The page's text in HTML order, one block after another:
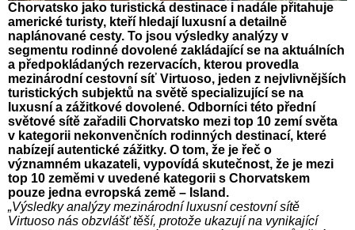
Chorvatsko jako turistická destinace i nadále přitahuje
americké turisty, kteří hledají luxusní a detailně
naplánované cesty. To jsou výsledky analýzy v
segmentu rodinné dovolené zakládající se na aktuálních
a předpokládaných rezervacích, kterou provedla
mezinárodní cestovní síť Virtuoso, jeden z nejvlivnějších
turistických subjektů na světě specializující se na
luxusní a zážitkové dovolené. Odborníci této přední
světové sítě zařadili Chorvatsko mezi top 10 zemí světa
v kategorii nekonvenčních rodinných destinací, které
nabízejí autentické zážitky. O tom, že je řeč o
významném ukazateli, vypovídá skutečnost, že je mezi
top 10 zeměmi v uvedené kategorii s Chorvatskem
pouze jedna evropská země – Island.
„Výsledky analýzy mezinárodní luxusní cestovní sítě
Virtuoso nás obzvlášť těší, protože ukazují na vynikající